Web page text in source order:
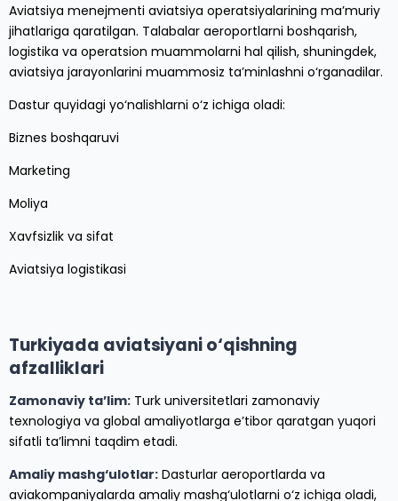
Aviatsiya menejmenti aviatsiya operatsiyalarining ma’muriy
jihatlariga qaratilgan. Talabalar aeroportlarni boshqarish,
logistika va operatsion muammolarni hal qilish, shuningdek,
aviatsiya jarayonlarini muammosiz ta’minlashni o‘rganadilar.
Dastur quyidagi yo‘nalishlarni o‘z ichiga oladi:
Biznes boshqaruvi
Marketing
Moliya
Xavfsizlik va sifat
Aviatsiya logistikasi
Turkiyada aviatsiyani o‘qishning
afzalliklari
Zamonaviy ta’lim: Turk universitetlari zamonaviy
texnologiya va global amaliyotlarga e’tibor qaratgan yuqori
sifatli ta’limni taqdim etadi.
Amaliy mashg‘ulotlar: Dasturlar aeroportlarda va
aviakompaniyalarda amaliy mashg‘ulotlarni o‘z ichiga oladi,